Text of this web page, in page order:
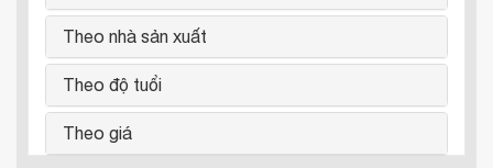
Theo nhà sản xuất
Theo độ tuổi
Theo giá